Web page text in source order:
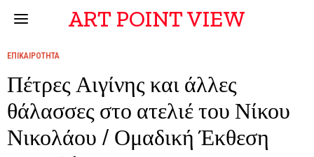
ART POINT VIEW
ΕΠΙΚΑΙΡΟΤΗΤΑ
Πέτρες Αιγίνης και άλλες
θάλασσες στο ατελιέ του Νίκου
Νικολάου / Ομαδική Έκθεση